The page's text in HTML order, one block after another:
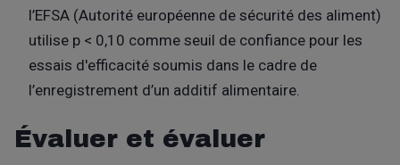
l’EFSA (Autorité européenne de sécurité des aliment)
utilise p < 0,10 comme seuil de confiance pour les
essais d'efficacité soumis dans le cadre de
l’enregistrement d’un additif alimentaire.
Évaluer et évaluer